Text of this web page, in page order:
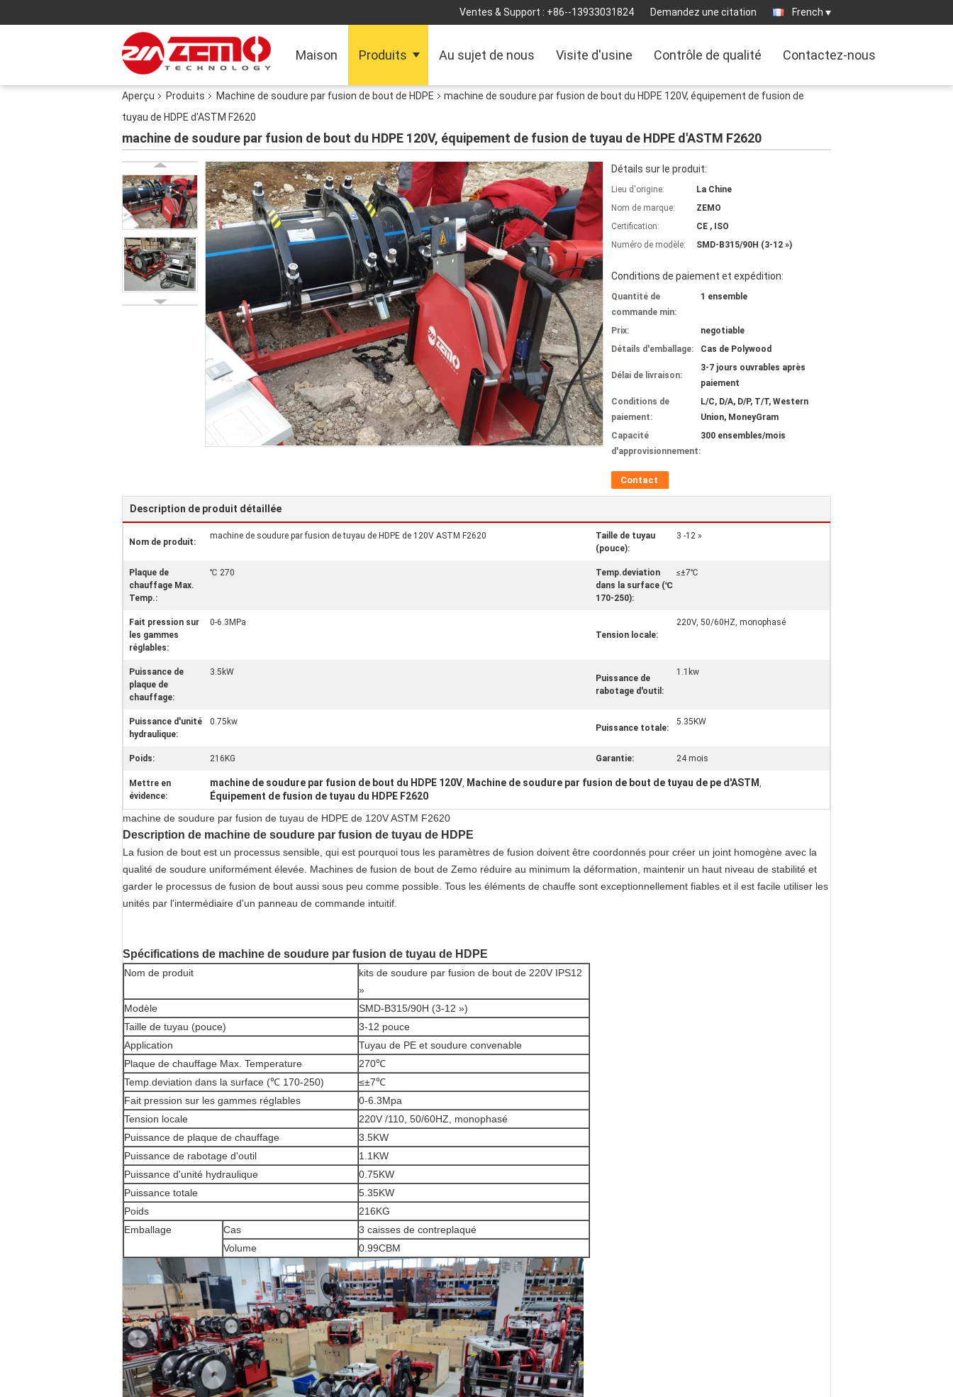
Ventes & Support : +86--13933031824 Demandez une citation French
Maison Produits Au sujet de nous Visite d'usine Contrôle de qualité Contactez-nous
Aperçu Produits Machine de soudure par fusion de bout de HDPE
machine de soudure par fusion de bout du HDPE 120V, équipement de fusion de
tuyau de HDPE d'ASTM F2620
machine de soudure par fusion de bout du HDPE 120V, équipement de fusion de tuyau de HDPE d'ASTM F2620
Détails sur le produit:
Lieu d'origine:
La Chine
Nom de marque:
ZEMO
Certification:
CE , ISO
Numéro de modèle:
SMD-B315/90H (3-12 »)
Conditions de paiement et expédition:
Quantité de
commande min:
1 ensemble
Prix:
negotiable
Détails d'emballage:
Cas de Polywood
Délai de livraison:
3-7 jours ouvrables après
paiement
Conditions de
paiement:
L/C, D/A, D/P, T/T, Western
Union, MoneyGram
Capacité
d'approvisionnement:
300 ensembles/mois
Contact
Description de produit détaillée
Nom de produit:
machine de soudure par fusion de tuyau de HDPE de 120V ASTM F2620
Taille de tuyau
(pouce):
3 -12 »
Plaque de
chauffage Max.
Temp.:
℃ 270
Temp.deviation
dans la surface (℃
170-250):
≤±7℃
Fait pression sur
les gammes
réglables:
0-6.3MPa
Tension locale:
220V, 50/60HZ, monophasé
Puissance de
plaque de
chauffage:
3.5kW
Puissance de
rabotage d'outil:
1.1kw
Puissance d'unité
hydraulique:
0.75kw
Puissance totale:
5.35KW
Poids: 216KG Garantie: 24 mois
Mettre en
évidence:
machine de soudure par fusion de bout du HDPE 120V, Machine de soudure par fusion de bout de tuyau de pe d'ASTM ,
Équipement de fusion de tuyau du HDPE F2620
machine de soudure par fusion de tuyau de HDPE de 120V ASTM F2620
Description de machine de soudure par fusion de tuyau de HDPE
La fusion de bout est un processus sensible, qui est pourquoi tous les paramètres de fusion doivent être coordonnés pour créer un joint homogène avec la
qualité de soudure uniformément élevée. Machines de fusion de bout de Zemo réduire au minimum la déformation, maintenir un haut niveau de stabilité et
garder le processus de fusion de bout aussi sous peu comme possible. Tous les éléments de chauffe sont exceptionnellement fiables et il est facile utiliser les
unités par l'intermédiaire d'un panneau de commande intuitif.
Spécifications de machine de soudure par fusion de tuyau de HDPE
Nom de produit
kits de soudure par fusion de bout de 220V IPS12
»
Modèle
SMD-B315/90H (3-12 »)
Taille de tuyau (pouce)
3-12 pouce
Application
Tuyau de PE et soudure convenable
Plaque de chauffage Max. Temperature
270℃
Temp.deviation dans la surface (℃ 170-250)
≤±7℃
Fait pression sur les gammes réglables
0-6.3Mpa
Tension locale
220V /110, 50/60HZ, monophasé
Puissance de plaque de chauffage
3.5KW
Puissance de rabotage d'outil
1.1KW
Puissance d'unité hydraulique
0.75KW
Puissance totale
5.35KW
Poids
216KG
Emballage
Cas
3 caisses de contreplaqué
Volume
0.99CBM